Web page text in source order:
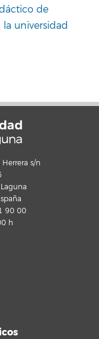
de
universidad
s/n
90 00
h